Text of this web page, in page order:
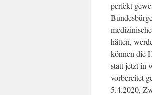
perfekt
hätten,
können die
statt jetzt in
vorbereitet
5.4.2020,